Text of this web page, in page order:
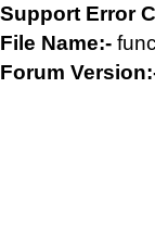
Support Error
File Name:-
Forum